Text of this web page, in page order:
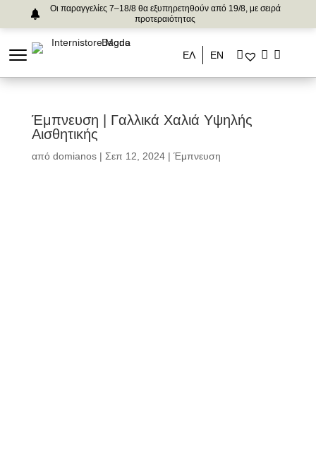
Οι παραγγελίες 7–18/8 θα εξυπηρετηθούν από 19/8, με σειρά
προτεραιότητας
ΕΛ ΕΝ
Έμπνευση | Γαλλικά Χαλιά Υψηλής
Αισθητικής
από domianos| Σεπ 12, 2024| Έμπνευση